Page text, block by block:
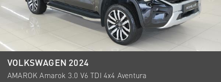
VOLKSWAGEN 2024
AMAROK Amarok 3.0 V6 TDI 4x4 Aventura